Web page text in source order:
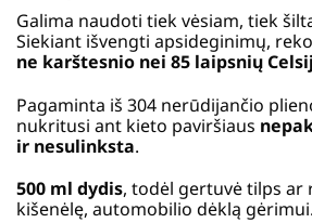
Galima naudoti tiek vėsiam, tiek
Siekiant išvengti apsideginimų,
ne karštesnio nei 85 laipsnių
Pagaminta iš 304 nerūdijančio
nukritusi ant kieto paviršiaus
ir nesulinksta.
500 ml dydis, todėl gertuvė tilps ar
kišenėlę, automobilio dėklą gėrimui.